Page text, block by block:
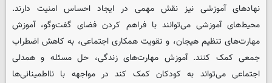
نهادهای آموزشی نیز نقش مهمی در ایجاد احساس امنیت دارند.
محیط‌های آموزشی می‌توانند با فراهم کردن فضای گفت‌وگو، آموزش
مهارت‌های تنظیم هیجان، و تقویت همکاری اجتماعی، به کاهش اضطراب
جمعی کمک کنند. آموزش مهارت‌های زندگی، حل مسئله و همدلی
اجتماعی می‌تواند به کودکان کمک کند در مواجهه با نااطمینانی‌ها